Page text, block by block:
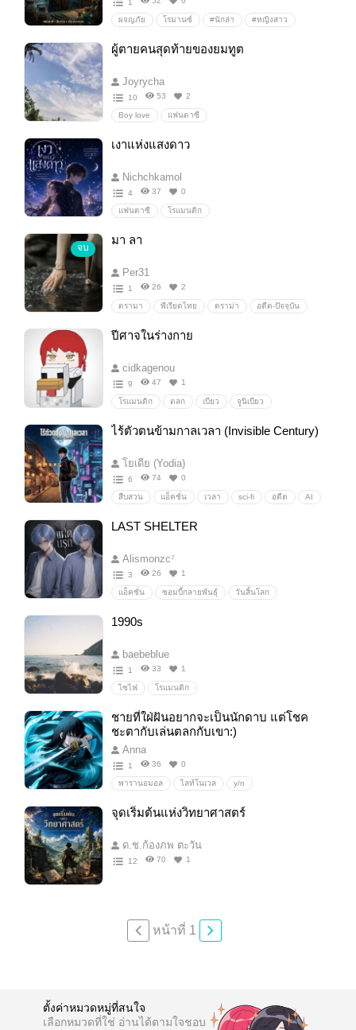
1
ผจญภัย โรมานซ์ #นักล่า #หญิงสาว
ผู้ตายคนสุดท้ายของยมทูต
Joyrycha
10 53 2
Boy love แฟนตาซี
เงาแห่งแสงดาว
Nichchkamol
4 37 0
แฟนตาซี โรแมนติก
จบ
มา ลา
Per31
1 26 2
ดรามา พีเรียดไทย ดราม่า อดีต-ปัจจุบัน
ปีศาจในร่างกาย
cidkagenou
9 47 1
โรแมนติก ตลก เบียว จูนิเบียว
เบียวทั้งเรื่อง ซึนเดะเระ ยัยบ๊อง
ไร้ตัวตนข้ามกาลเวลา (Invisible Century)
โยเดีย (Yodia)
6 74 0
สืบสวน แอ็คชั่น เวลา sci-fi อดีต AI
LAST SHELTER
Alismonzc⁷
3 26 1
แอ็คชั่น ซอมบี้กลายพันธุ์ วันสิ้นโลก
1990s
baebeblue
1 33 1
ไซไฟ โรแมนติก
ชายที่ใฝ่ฝันอยากจะเป็นนักดาบ แต่โชค
ชะตากับเล่นตลกกับเขา:)
Anna
1 36 0
พารานอมอล ไลท์โนเวล y/n
จุดเริ่มต้นแห่งวิทยาศาสตร์
ด.ช.ก้องภพ ตะวัน
12 70 1
หน้าที่ 1
ตั้งค่าหมวดหมู่ที่สนใจ
เลือกหมวดที่ใช่ อ่านได้ตามใจชอบ